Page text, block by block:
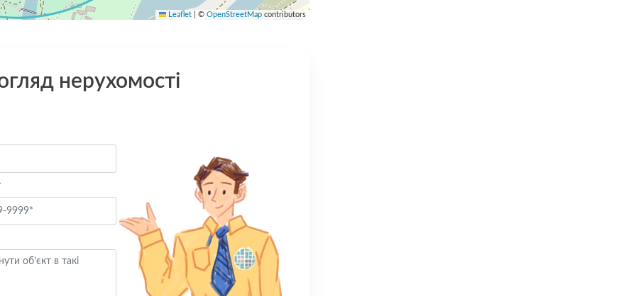
Leaflet © OpenStreetMap contributors
нерухомості